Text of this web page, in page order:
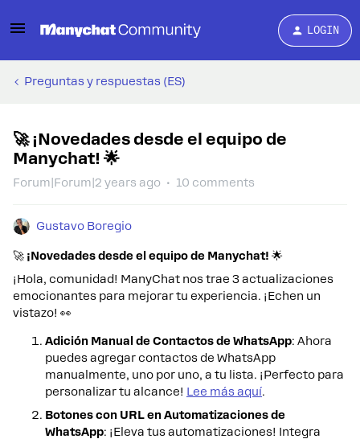
LOGIN
Preguntas y respuestas (ES)
🚀 ¡Novedades desde el equipo de
Manychat! 🌟
Forum|Forum|2 years ago 10 comments
Gustavo Boregio
🚀 ¡Novedades desde el equipo de Manychat! 🌟
¡Hola, comunidad! ManyChat nos trae 3 actualizaciones
emocionantes para mejorar tu experiencia. ¡Echen un
vistazo! 👀
Adición Manual de Contactos de WhatsApp: Ahora
puedes agregar contactos de WhatsApp
manualmente, uno por uno, a tu lista. ¡Perfecto para
personalizar tu alcance! Lee más aquí.
Botones con URL en Automatizaciones de
WhatsApp: ¡Eleva tus automatizaciones! Integra